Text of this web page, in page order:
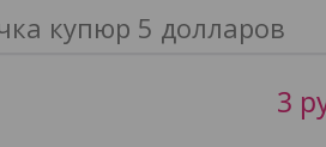
купюр 5 долларов
3